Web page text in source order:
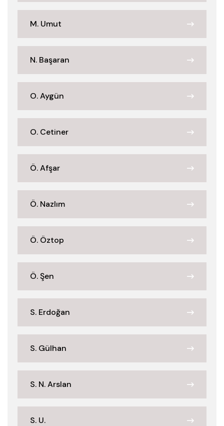
M. Umut
N. Başaran
O. Aygün
O. Cetiner
Ö. Afşar
Ö. Nazlım
Ö. Öztop
Ö. Şen
S. Erdoğan
S. Gülhan
S. N. Arslan
S. U.